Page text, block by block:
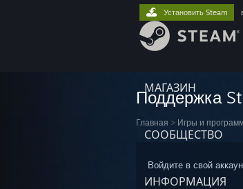
МАГАЗИН
СООБЩЕСТВО
ИНФОРМАЦИЯ
Установить Steam
Поддержка
Главная > Игры и
Войдите в свой